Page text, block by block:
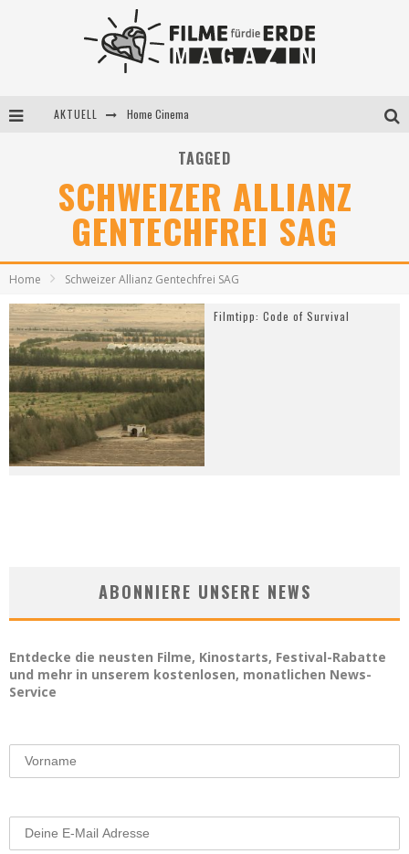
AKTUELL Home Cinema
5 Fragen, 3 Festivalpartner*innen
Filme für die Erde Pop-up Kino am 28. Mai 2021
TAGGED
SCHWEIZER ALLIANZ
GENTECHFREI SAG
Home Schweizer Allianz Gentechfrei SAG
Filmtipp: Code of Survival
ABONNIERE UNSERE NEWS
Entdecke die neusten Filme, Kinostarts, Festival-Rabatte
und mehr in unserem kostenlosen, monatlichen News-
Service